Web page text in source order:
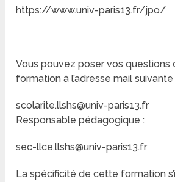
https://www.univ-paris13.fr/jpo/
Vous pouvez poser vos
formation à l’adresse mail suivante
scolarite.llshs@univ-paris13.fr
Responsable pédagogique :
sec-llce.llshs@univ-paris13.fr
La spécificité de cette formation